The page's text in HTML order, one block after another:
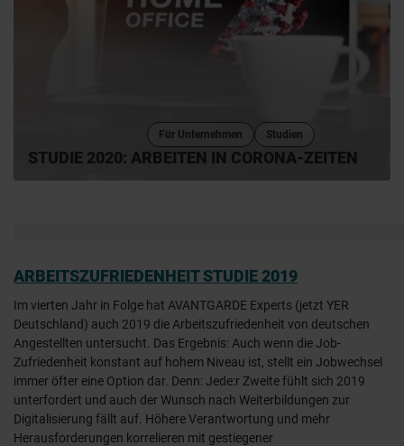
Studien
Für Unternehmen
STUDIE 2020: ARBEITEN IN CORONA-ZEITEN
ARBEITSZUFRIEDENHEIT STUDIE 2019
Im vierten Jahr in Folge hat AVANTGARDE Experts (jetzt YER
Deutschland) auch 2019 die Arbeitszufriedenheit von deutschen
Angestellten untersucht. Das Ergebnis: Auch wenn die Job-
Zufriedenheit konstant auf hohem Niveau ist, stellt ein Jobwechsel
immer öfter eine Option dar. Denn: Jede:r Zweite fühlt sich 2019
unterfordert und auch der Wunsch nach Weiterbildungen zur
Digitalisierung fällt auf. Höhere Verantwortung und mehr
Herausforderungen korrelieren mit gestiegener